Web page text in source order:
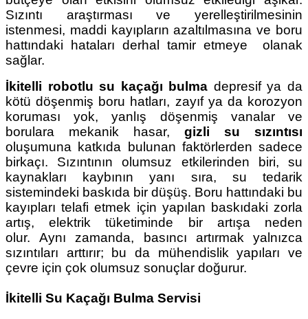
Sızıntı araştırması ve yerelleştirilmesinin
istenmesi, maddi kayıpların azaltılmasına ve boru
hattındaki hataları derhal tamir etmeye olanak
sağlar.
İkitelli robotlu su kaçağı bulma depresif ya da
kötü döşenmiş boru hatları, zayıf ya da korozyon
koruması yok, yanlış döşenmiş vanalar ve
borulara mekanik hasar, gizli su sızıntısı
oluşumuna katkıda bulunan faktörlerden sadece
birkaçı. Sızıntının olumsuz etkilerinden biri, su
kaynakları kaybının yanı sıra, su tedarik
sistemindeki baskıda bir düşüş. Boru hattındaki bu
kayıpları telafi etmek için yapılan baskıdaki zorla
artış, elektrik tüketiminde bir artışa neden
olur. Aynı zamanda, basıncı artırmak yalnızca
sızıntıları arttırır; bu da mühendislik yapıları ve
çevre için çok olumsuz sonuçlar doğurur.
İkitelli Su Kaçağı Bulma Servisi